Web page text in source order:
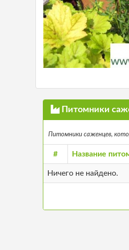
Питомники
Питомники саженцев,
# Название
Ничего не найдено.